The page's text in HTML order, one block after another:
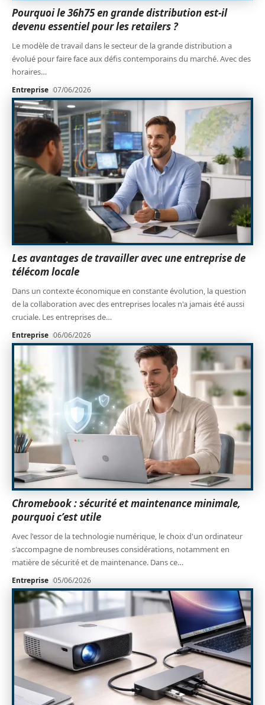
Pourquoi le 36h75 en grande distribution est-il
devenu essentiel pour les retailers ?
Le modèle de travail dans le secteur de la grande distribution a
évolué pour faire face aux défis contemporains du marché. Avec des
horaires…
Entreprise 07/06/2026
Les avantages de travailler avec une entreprise de
télécom locale
Dans un contexte économique en constante évolution, la question
de la collaboration avec des entreprises locales n'a jamais été aussi
cruciale. Les entreprises de…
Entreprise 06/06/2026
Chromebook : sécurité et maintenance minimale,
pourquoi c’est utile
Avec l'essor de la technologie numérique, le choix d'un ordinateur
s'accompagne de nombreuses considérations, notamment en
matière de sécurité et de maintenance. Dans ce…
Entreprise 05/06/2026